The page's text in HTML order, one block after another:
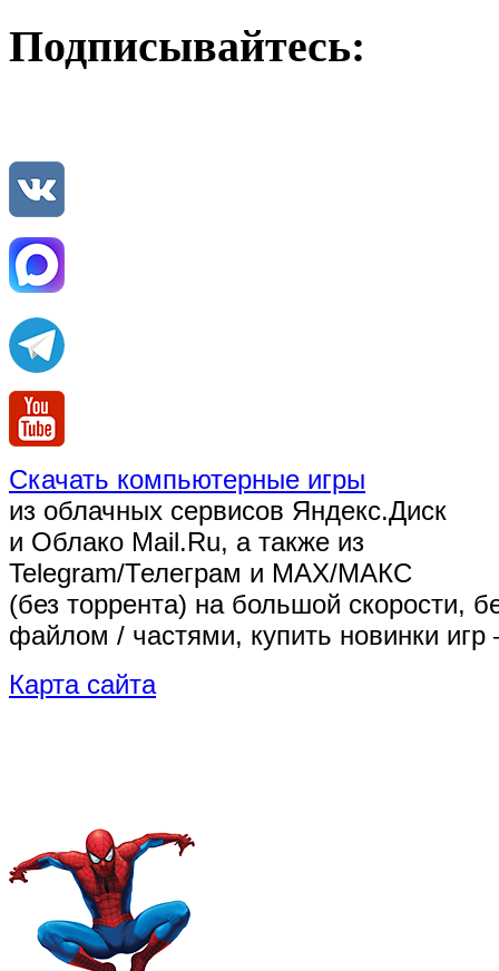
Подписывайтесь:
Скачать компьютерные игры
из облачных сервисов Яндекс.Диск
и Облако Mail.Ru, а также из
Telegram/Телеграм и MAX/МАКС
(без торрента) на большой скорости,
файлом / частями, купить новинки
Карта сайта